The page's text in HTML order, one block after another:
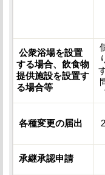
公衆浴場を設置
する場合、飲食物
提供施設を設置す
る場合等
各種変更の届出
承継承認申請